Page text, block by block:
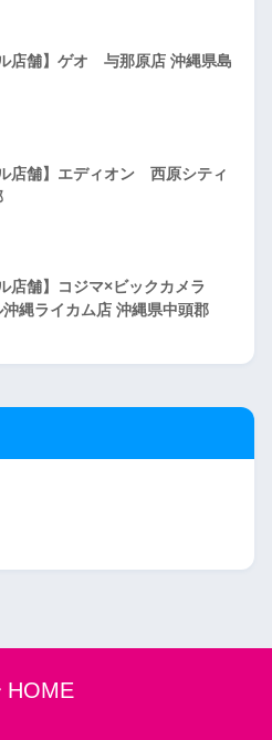
ル店舗】ゲオ 与那原店 沖縄県島
店舗】エディオン 西原シティ
店舗】コジマ×ビックカメラ
縄ライカム店 沖縄県中頭郡
HOME